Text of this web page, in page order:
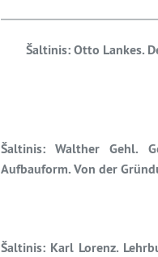
Šaltinis: Otto Lankes.
Šaltinis: Walther Gehl.
Aufbauform. Von der
Šaltinis: Karl Lorenz.